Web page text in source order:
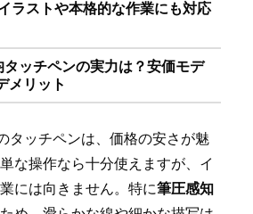
ラストや本格的な作業にも対応
ッチペンの実力は？安価モデ
メリット
タッチペンは、価格の安さが魅
な操作なら十分使えますが、イ
には向きません。特に筆圧感知